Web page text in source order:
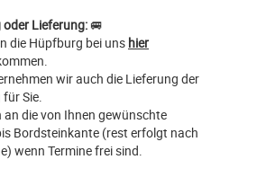
Lieferung:🚐
die Hüpfburg bei uns hier
wir auch die Lieferung der
Sie.
an die von Ihnen gewünschte
Bordsteinkante (rest erfolgt nach
wenn Termine frei sind.